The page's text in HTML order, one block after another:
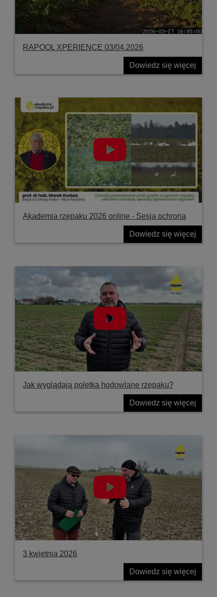
RAPOOL XPERIENCE 03/04.2026
Dowiedz się więcej
Akademia rzepaku 2026 online - Sesja ochrona
Dowiedz się więcej
Jak wyglądają poletka hodowlane rzepaku?
Dowiedz się więcej
3 kwietnia 2026
Dowiedz się więcej